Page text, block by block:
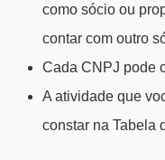
como sócio ou
contar com outro
Cada CNPJ pode
A atividade que
constar na Tabela